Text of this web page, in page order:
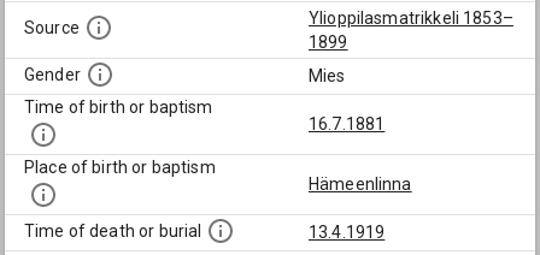
Source
Ylioppilasmatrikkeli 1853–
1899
Gender
Mies
Time of birth or baptism
16.7.1881
Place of birth or baptism
Hämeenlinna
Time of death or burial
13.4.1919